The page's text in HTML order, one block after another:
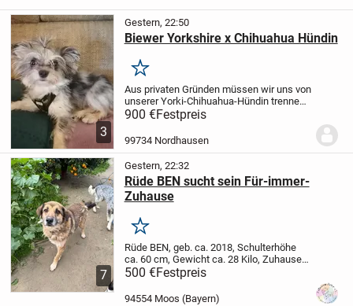
3
Gestern, 22:50
Biewer Yorkshire x Chihuahua Hündin
Merken
Aus privaten Gründen müssen wir uns von
unserer Yorki-Chihuahua-Hündin trennen
und suchen ein neues Zuhause für
Sie wird 10 Monate alt, sehr
verschmust, verspielt und
900 €Festpreis
99734 Nordhausen
7
Gestern, 22:32
Rüde BEN sucht sein Für-immer-
Zuhause
Merken
Rüde BEN, geb. ca. 2018, Schulterhöhe
ca. 60 cm, Gewicht ca. 28 Kilo, Zuhause
oder Pflegestelle gesucht.
rundum fröhlicher Hund, der mit seiner
offenen und charmanten Art sofort die...
500 €Festpreis
94554 Moos (Bayern)